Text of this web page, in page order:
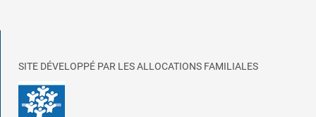
SITE DÉVELOPPÉ PAR LES ALLOCATIONS FAMILIALES